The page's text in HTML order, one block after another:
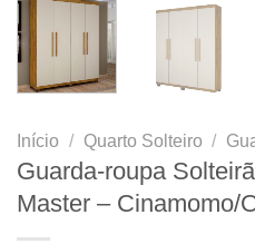
Início / Quarto Solteiro /
Guarda-roupa
Master – Cinamomo/